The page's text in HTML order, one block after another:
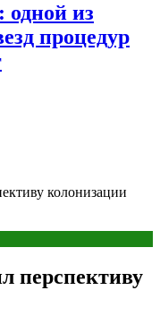
из
процедур
колонизации
перспективу